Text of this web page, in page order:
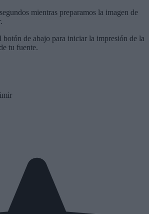
mientras preparamos la imagen de
botón de abajo para iniciar la impresión de la
tu fuente.